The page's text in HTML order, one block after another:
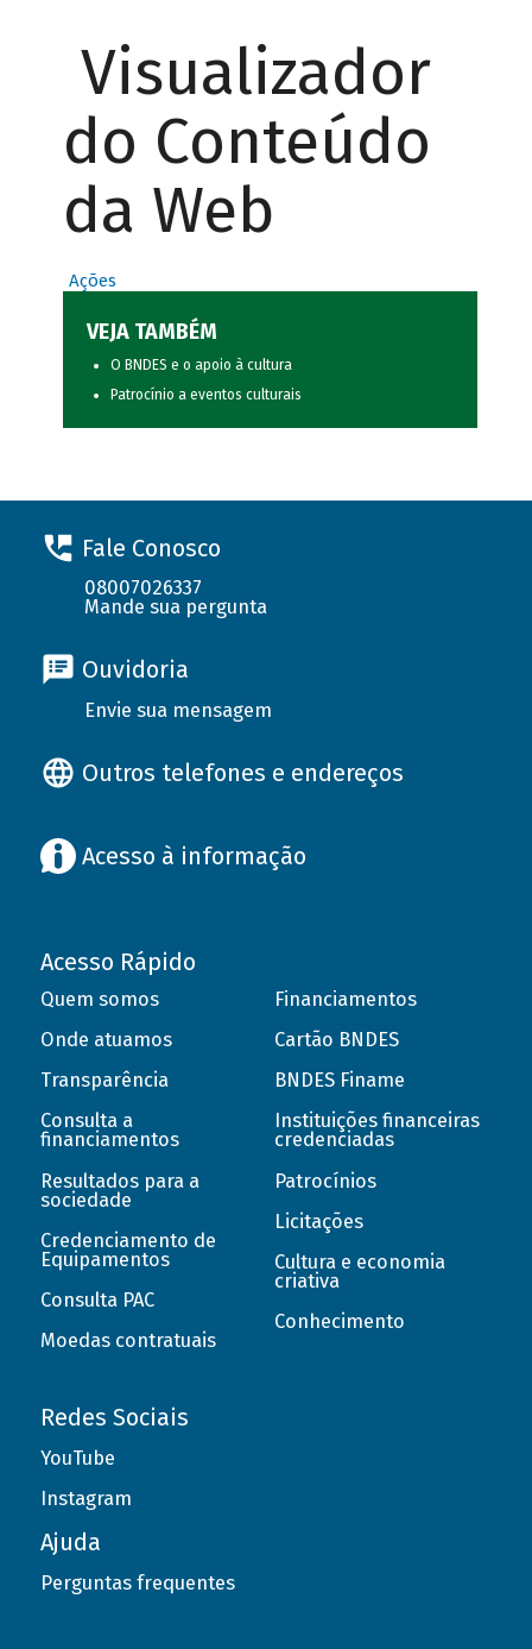
Visualizador
do Conteúdo
da Web
Ações
VEJA TAMBÉM
O BNDES e o apoio à cultura
Patrocínio a eventos culturais
Fale Conosco
08007026337
Mande sua pergunta
Ouvidoria
Envie sua mensagem
Outros telefones e endereços
Acesso à informação
Acesso Rápido
Quem somos
Onde atuamos
Transparência
Consulta a
financiamentos
Resultados para a
sociedade
Credenciamento de
Equipamentos
Consulta PAC
Moedas contratuais
Financiamentos
Cartão BNDES
BNDES Finame
Instituições financeiras
credenciadas
Patrocínios
Licitações
Cultura e economia
criativa
Conhecimento
Redes Sociais
YouTube
Instagram
Ajuda
Perguntas frequentes